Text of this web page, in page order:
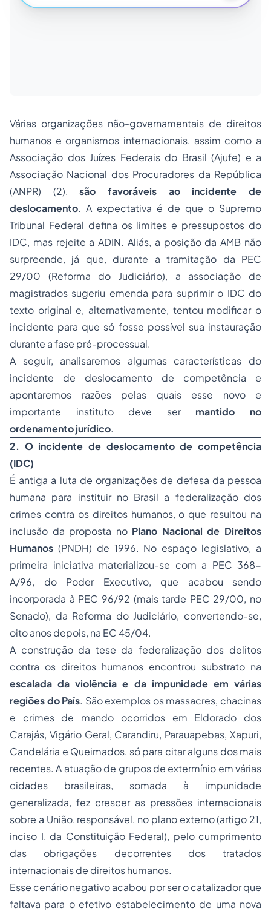
Várias organizações não-governamentais de direitos
humanos e organismos internacionais, assim como a
Associação dos Juízes Federais do Brasil (Ajufe) e a
Associação Nacional dos Procuradores da República
(ANPR) (2),são favoráveis ao incidente de
deslocamento. A expectativa é de que o Supremo
Tribunal Federal defina os limites e pressupostos do
IDC, mas rejeite a ADIN. Aliás, a posição da AMB não
surpreende, já que, durante a tramitação da PEC
29/00 (Reforma do Judiciário), a associação de
magistrados sugeriu emenda para suprimir o IDC do
texto original e, alternativamente, tentou modificar o
incidente para que só fosse possível sua instauração
durante a fase pré-processual.
A seguir, analisaremos algumas características do
incidente de deslocamento de competência e
apontaremos razões pelas quais esse novo e
importante instituto deve ser mantido no
ordenamento jurídico.
2. O incidente de deslocamento de competência
(IDC)
É antiga a luta de organizações de defesa da pessoa
humana para instituir no Brasil a federalização dos
crimes contra os direitos humanos, o que resultou na
inclusão da proposta no Plano Nacional de Direitos
Humanos (PNDH) de 1996. No espaço legislativo, a
primeira iniciativa materializou-se com a PEC 368-
A/96, do Poder Executivo, que acabou sendo
incorporada à PEC 96/92 (mais tarde PEC 29/00, no
Senado), da Reforma do Judiciário, convertendo-se,
oito anos depois, na EC 45/04.
A construção da tese da federalização dos delitos
contra os direitos humanos encontrou substrato na
escalada da violência e da impunidade em várias
regiões do País. São exemplos os massacres, chacinas
e crimes de mando ocorridos em Eldorado dos
Carajás, Vigário Geral, Carandiru, Parauapebas, Xapuri,
Candelária e Queimados, só para citar alguns dos mais
recentes. A atuação de grupos de extermínio em várias
cidades brasileiras, somada à impunidade
generalizada, fez crescer as pressões internacionais
sobre a União, responsável, no plano externo (artigo 21,
inciso I, da Constituição Federal), pelo cumprimento
das obrigações decorrentes dos tratados
internacionais de direitos humanos.
Esse cenário negativo acabou por ser o catalizador que
faltava para o efetivo estabelecimento de uma nova